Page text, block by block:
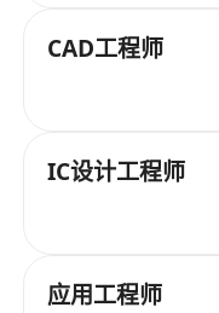
CAD工程师
IC设计工程师
应用工程师